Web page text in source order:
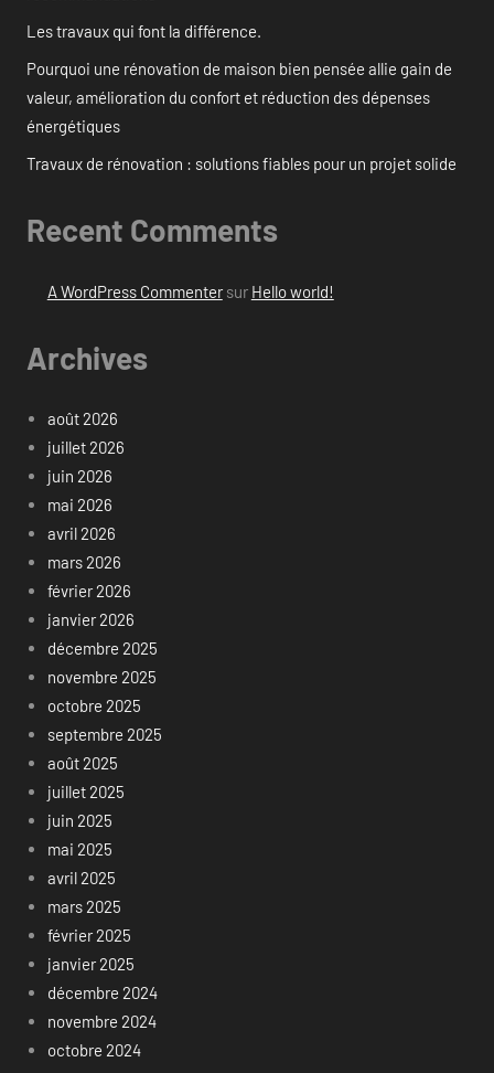
Les travaux qui font la différence.
Pourquoi une rénovation de maison bien pensée allie gain de
valeur, amélioration du confort et réduction des dépenses
énergétiques
Travaux de rénovation : solutions fiables pour un projet solide
Recent Comments
A WordPress Commentersur Hello world!
Archives
août 2026
juillet 2026
juin 2026
mai 2026
avril 2026
mars 2026
février 2026
janvier 2026
décembre 2025
novembre 2025
octobre 2025
septembre 2025
août 2025
juillet 2025
juin 2025
mai 2025
avril 2025
mars 2025
février 2025
janvier 2025
décembre 2024
novembre 2024
octobre 2024